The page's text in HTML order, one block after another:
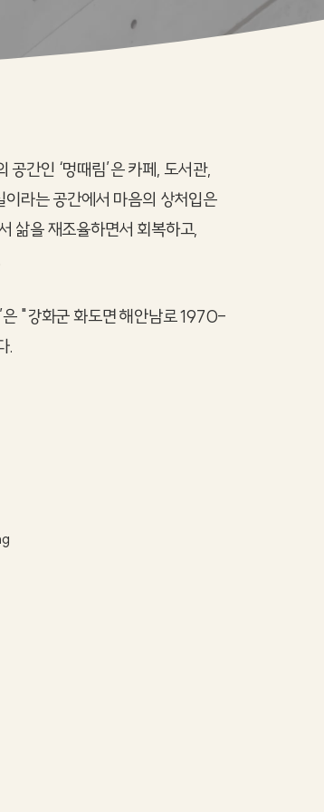
공간인 ‘멍때림’은 카페, 도서관,
라는 공간에서 마음의 상처입은
삶을 재조율하면서 회복하고,
은 "강화군 화도면 해안남로 1970-
.